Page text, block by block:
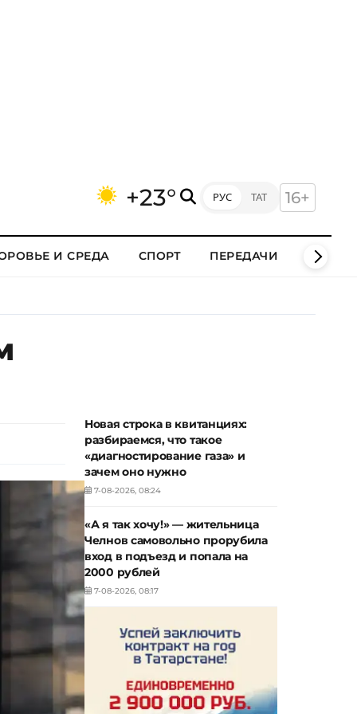
+23° РУС ТАТ 16+
И СРЕДА СПОРТ ПЕРЕДАЧИ КЛИПЫ
Новая строка в квитанциях:
разбираемся, что такое
«диагностирование газа» и
зачем оно нужно
7-08-2026, 08:24
«А я так хочу!» — жительница
Челнов самовольно прорубила
вход в подъезд и попала на
2000 рублей
7-08-2026, 08:17